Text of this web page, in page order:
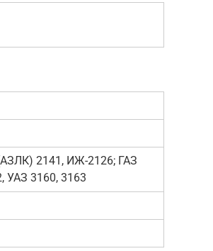
2141, ИЖ-2126; ГАЗ
УАЗ 3160, 3163